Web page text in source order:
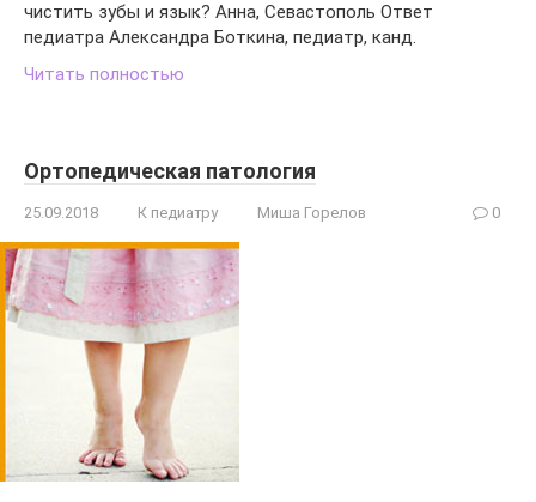
чистить зубы и язык? Анна, Севастополь Ответ
педиатра Александра Боткина, педиатр, канд.
Читать полностью
Ортопедическая патология
25.09.2018 К педиатру Миша Горелов 0